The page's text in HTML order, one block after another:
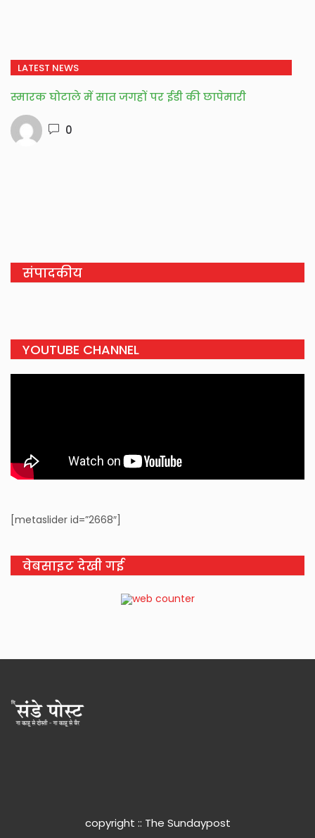
LATEST NEWS
स्मारक घोटाले में सात जगहों पर ईडी की छापेमारी
0
संपादकीय
YOUTUBE CHANNEL
[metaslider id=”2668″]
वेबसाइट देखी गई
copyright :: The Sundaypost